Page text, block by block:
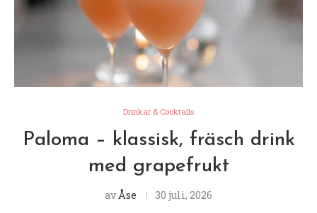
Drinkar & Cocktails
Paloma – klassisk, fräsch drink
med grapefrukt
av Åse 30 juli, 2026